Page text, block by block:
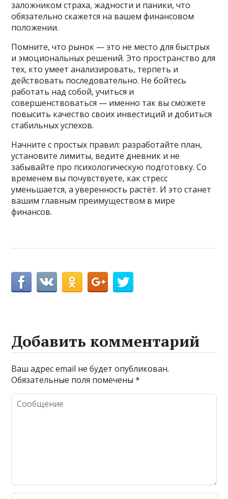
заложником страха, жадности и паники, что
обязательно скажется на вашем финансовом
положении.
Помните, что рынок — это не место для быстрых
и эмоциональных решений. Это пространство для
тех, кто умеет анализировать, терпеть и
действовать последовательно. Не бойтесь
работать над собой, учиться и
совершенствоваться — именно так вы сможете
повысить качество своих инвестиций и добиться
стабильных успехов.
Начните с простых правил: разработайте план,
установите лимиты, ведите дневник и не
забывайте про психологическую подготовку. Со
временем вы почувствуете, как стресс
уменьшается, а уверенность растёт. И это станет
вашим главным преимуществом в мире
финансов.
Добавить комментарий
Ваш адрес email не будет опубликован.
Обязательные поля помечены*